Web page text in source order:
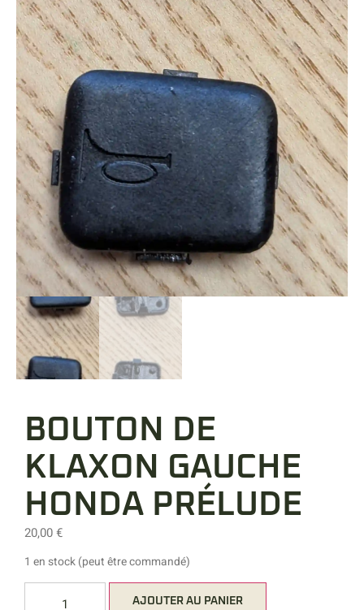
BOUTON DE
KLAXON GAUCHE
HONDA PRÉLUDE
20,00€
1 en stock (peut être commandé)
AJOUTER AU PANIER